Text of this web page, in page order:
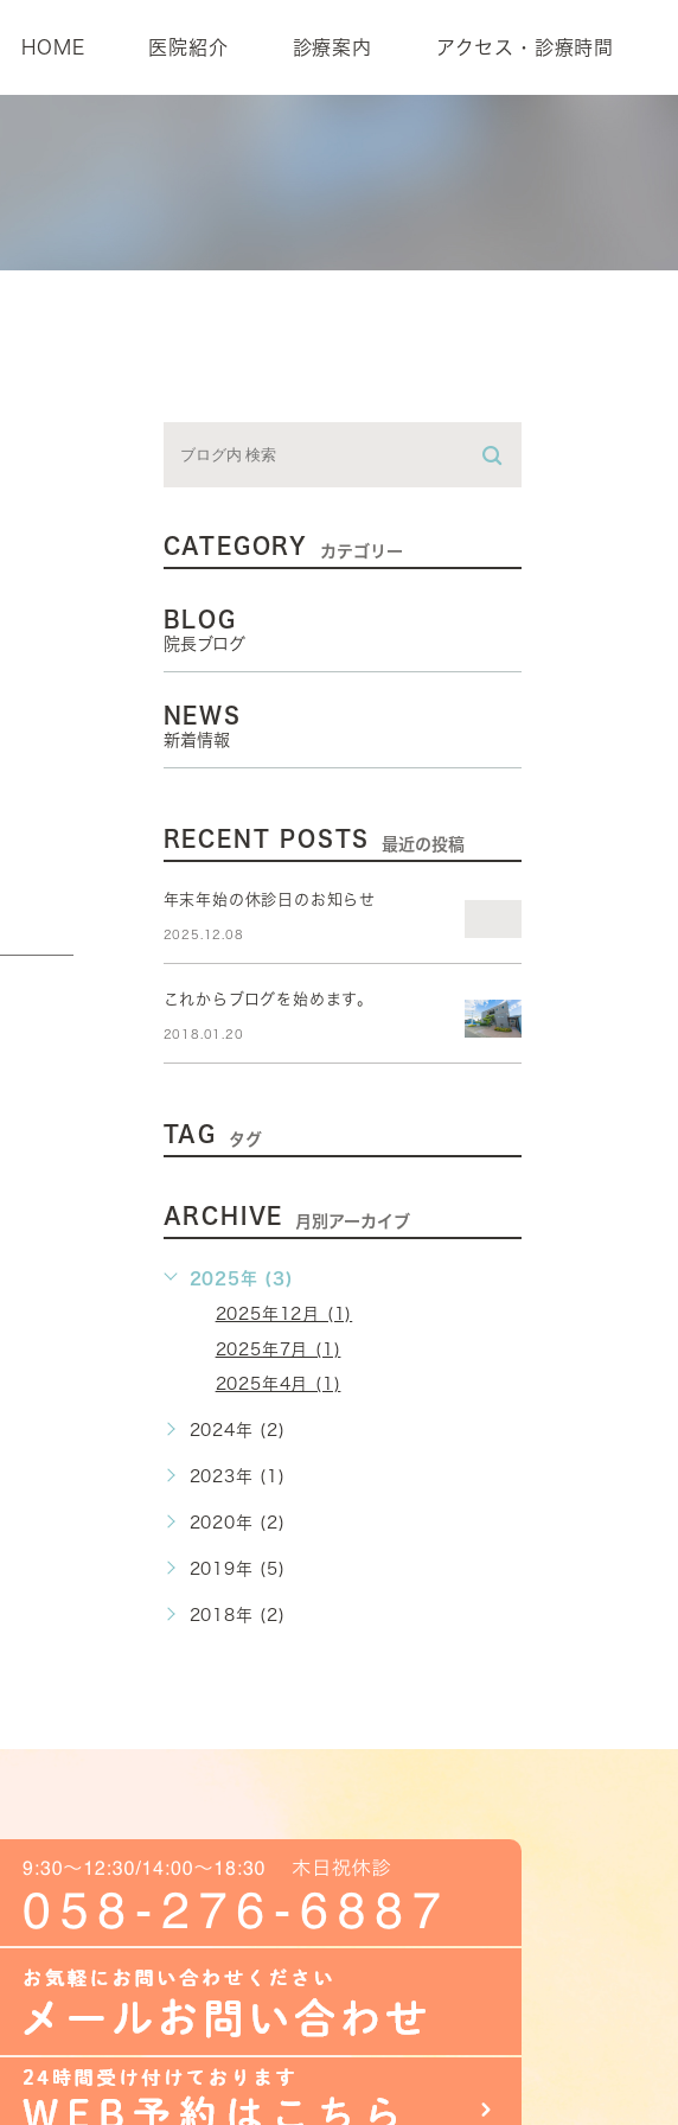
HOME 医院紹介 診療案内 アクセス・診療時間
CATEGORY カテゴリー
BLOG
院長ブログ
NEWS
新着情報
RECENT POSTS 最近の投稿
年末年始の休診日のお知らせ
2025.12.08
これからブログを始めます。
2018.01.20
TAG タグ
ARCHIVE 月別アーカイブ
2025年 (3)
2025年12月 (1)
2025年7月 (1)
2025年4月 (1)
2024年 (2)
2023年 (1)
2020年 (2)
2019年 (5)
2018年 (2)